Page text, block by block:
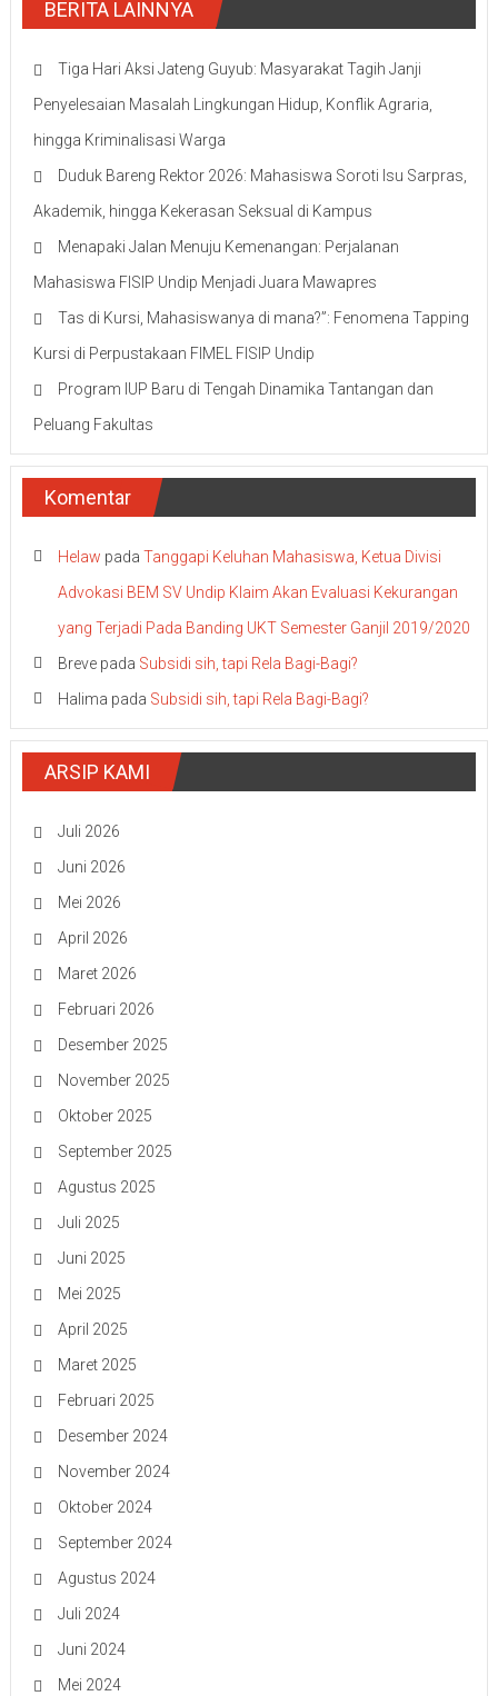
BERITA LAINNYA
Tiga Hari Aksi Jateng Guyub: Masyarakat Tagih Janji
Penyelesaian Masalah Lingkungan Hidup, Konflik Agraria,
hingga Kriminalisasi Warga
Duduk Bareng Rektor 2026: Mahasiswa Soroti Isu Sarpras,
Akademik, hingga Kekerasan Seksual di Kampus
Menapaki Jalan Menuju Kemenangan: Perjalanan
Mahasiswa FISIP Undip Menjadi Juara Mawapres
Tas di Kursi, Mahasiswanya di mana?”: Fenomena Tapping
Kursi di Perpustakaan FIMEL FISIP Undip
Program IUP Baru di Tengah Dinamika Tantangan dan
Peluang Fakultas
Komentar
Helaw pada Tanggapi Keluhan Mahasiswa, Ketua Divisi
Advokasi BEM SV Undip Klaim Akan Evaluasi Kekurangan
yang Terjadi Pada Banding UKT Semester Ganjil 2019/2020
Brevepada Subsidi sih, tapi Rela Bagi-Bagi?
Halima pada Subsidi sih, tapi Rela Bagi-Bagi?
ARSIP KAMI
Juli 2026
Juni 2026
Mei 2026
April 2026
Maret 2026
Februari 2026
Desember 2025
November 2025
Oktober 2025
September 2025
Agustus 2025
Juli 2025
Juni 2025
Mei 2025
April 2025
Maret 2025
Februari 2025
Desember 2024
November 2024
Oktober 2024
September 2024
Agustus 2024
Juli 2024
Juni 2024
Mei 2024